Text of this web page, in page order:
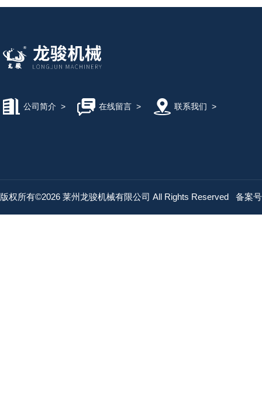
公司简介 > 在线留言> 联系我们 >
版权所有©2026 莱州龙骏机械有限公司 All Rights Reserved 备案